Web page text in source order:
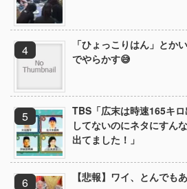
「ひょっこりはん」とか
でやらかす😅
TBS「広末は時速165キ
してないのにネタにすん
出てました！」
【悲報】ワイ、とんでも